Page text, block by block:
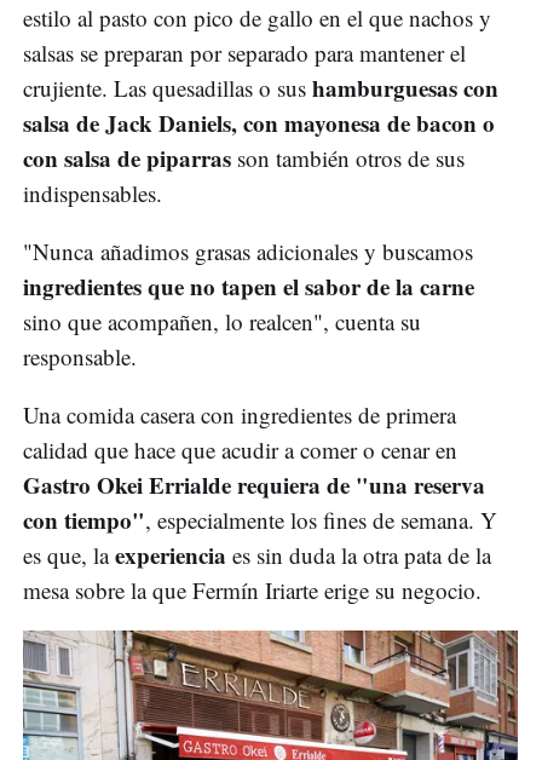
estilo al pasto con pico de gallo en el que nachos y
salsas se preparan por separado para mantener el
crujiente. Las quesadillas o sus hamburguesas con
salsa de Jack Daniels, con mayonesa de bacon o
con salsa de piparras son también otros de sus
indispensables.
"Nunca añadimos grasas adicionales y buscamos
ingredientes que no tapen el sabor de la carne
sino que acompañen, lo realcen", cuenta su
responsable.
Una comida casera con ingredientes de primera
calidad que hace que acudir a comer o cenar en
Gastro Okei Errialde requiera de "una reserva
con tiempo", especialmente los fines de semana. Y
es que, laexperiencia es sin duda la otra pata de la
mesa sobre la que Fermín Iriarte erige su negocio.